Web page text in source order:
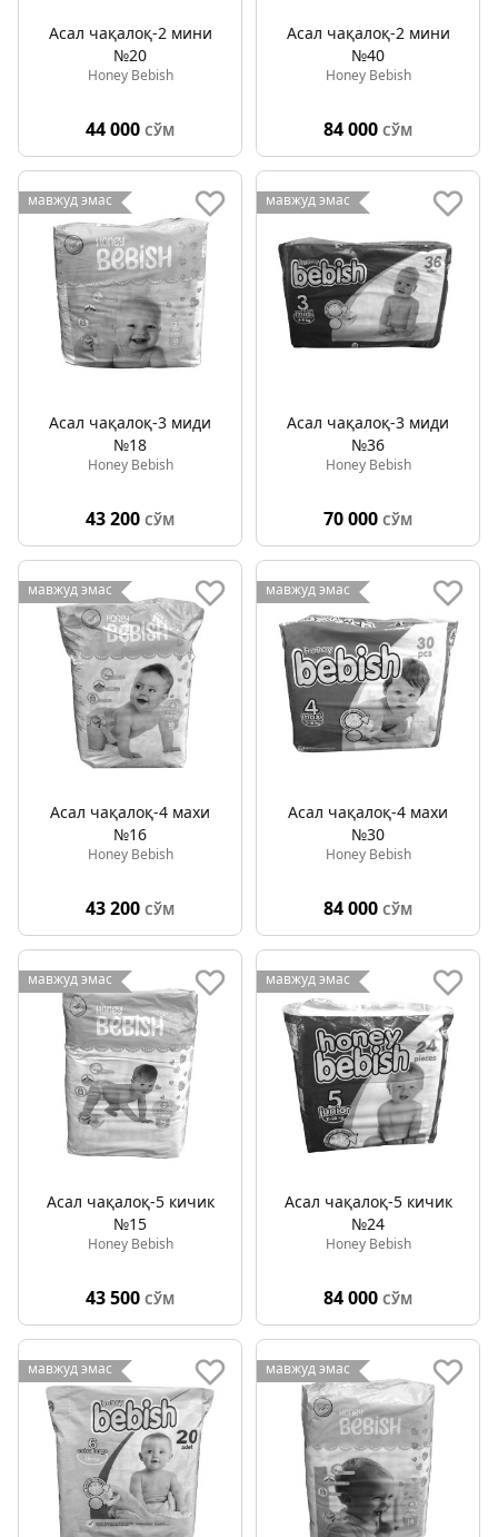
Асал чақалоқ-2 мини
№20
Honey Bebish
44 000 СЎМ
Асал чақалоқ-2 мини
№40
Honey Bebish
84 000 СЎМ
мавжуд эмас
Асал чақалоқ-3 миди
№18
Honey Bebish
43 200 СЎМ
мавжуд эмас
Асал чақалоқ-3 миди
№36
Honey Bebish
70 000 СЎМ
мавжуд эмас
Асал чақалоқ-4 махи
№16
Honey Bebish
43 200 СЎМ
мавжуд эмас
Асал чақалоқ-4 махи
№30
Honey Bebish
84 000 СЎМ
мавжуд эмас
Асал чақалоқ-5 кичик
№15
Honey Bebish
43 500 СЎМ
мавжуд эмас
Асал чақалоқ-5 кичик
№24
Honey Bebish
84 000 СЎМ
мавжуд эмас мавжуд эмас